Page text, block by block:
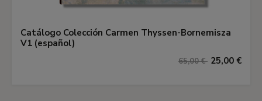
Catálogo Colección Carmen Thyssen-Bornemisza
V1 (español)
65,00 € 25,00 €